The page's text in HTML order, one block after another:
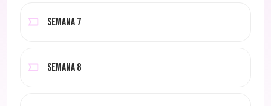
Semana 7
Semana 8